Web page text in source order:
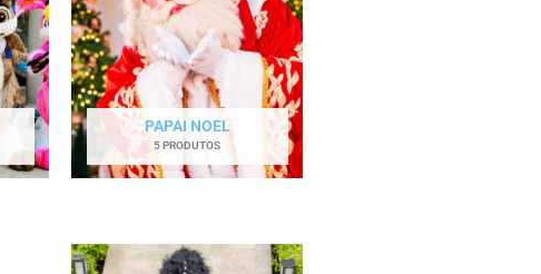
PAPAI NOEL
5 PRODUTOS